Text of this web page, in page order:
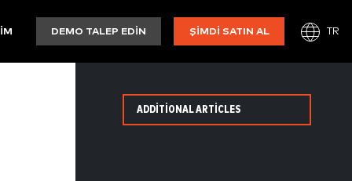
DEMO TALEP EDIN ŞIMDI SATIN AL TR
ADDITIONAL ARTICLES